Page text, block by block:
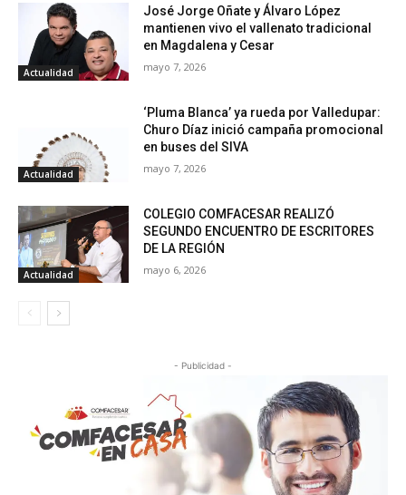
Actualidad
José Jorge Oñate y Álvaro López
mantienen vivo el vallenato tradicional
en Magdalena y Cesar
mayo 7, 2026
Actualidad
‘Pluma Blanca’ ya rueda por Valledupar:
Churo Díaz inició campaña promocional
en buses del SIVA
mayo 7, 2026
Actualidad
COLEGIO COMFACESAR REALIZÓ
SEGUNDO ENCUENTRO DE ESCRITORES
DE LA REGIÓN
mayo 6, 2026
- Publicidad -